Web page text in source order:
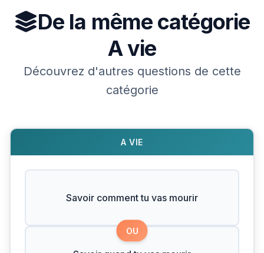
De la même catégorie
A vie
Découvrez d'autres questions de cette
catégorie
A VIE
Savoir comment tu vas mourir
OU